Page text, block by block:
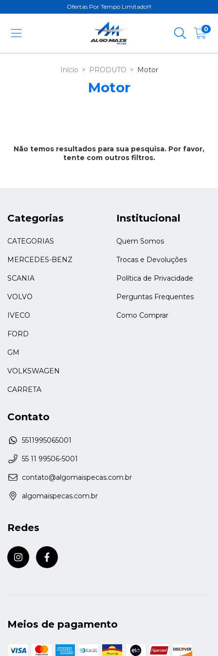
Ofertas Por Tempo Limitado!!!
0
Início > PRODUTO > Motor
Motor
Não temos resultados para sua pesquisa. Por favor,
tente com outros filtros.
Categorias
CATEGORIAS
MERCEDES-BENZ
SCANIA
VOLVO
IVECO
FORD
GM
VOLKSWAGEN
CARRETA
Institucional
Quem Somos
Trocas e Devoluções
Política de Privacidade
Perguntas Frequentes
Como Comprar
Contato
5511995065001
55 11 99506-5001
contato@algomaispecas.com.br
algomaispecas.com.br
Redes
Meios de pagamento